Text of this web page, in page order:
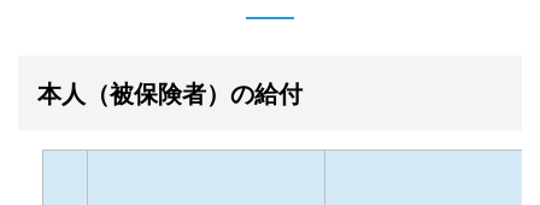
本人（被保険者）の給付